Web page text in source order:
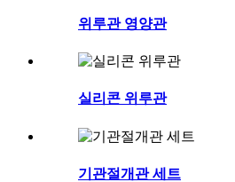
위루관 영양관
실리콘 위루관
기관절개관 세트